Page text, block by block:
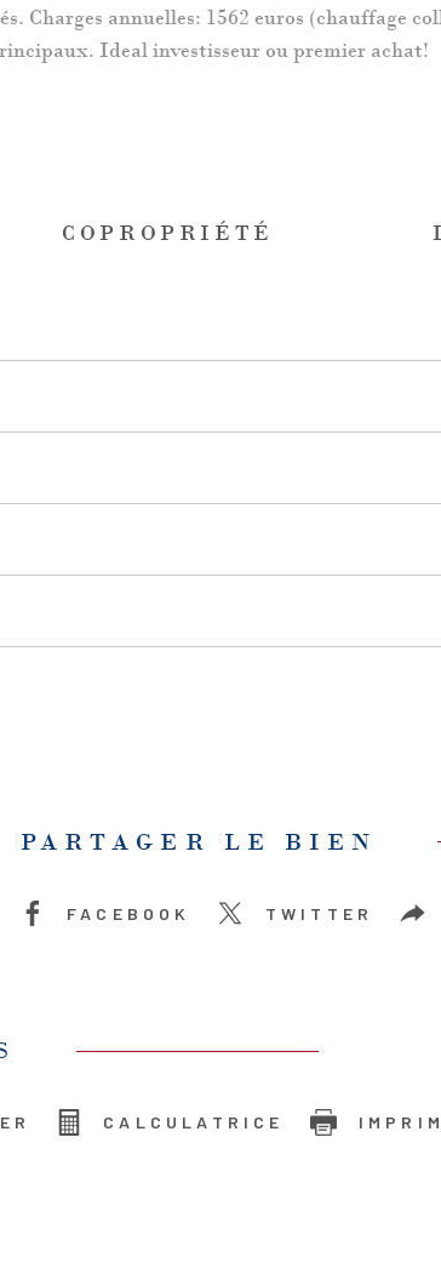
Charges annuelles: 1562 euros (chauffage
Ideal investisseur ou premier achat!
COPROPRIÉTÉ
PARTAGER LE BIEN
FACEBOOK TWITTER
CALCULATRICE